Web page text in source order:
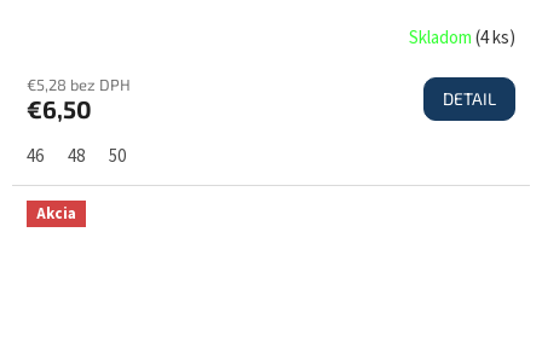
Skladom(4 ks)
€5,28 bez DPH
€6,50 DETAIL
46 48 50
Akcia